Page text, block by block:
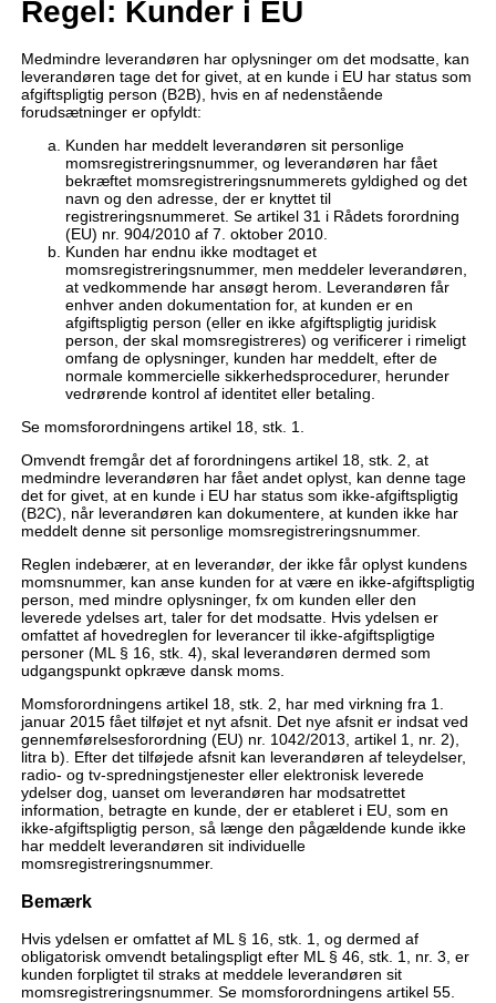
Regel: Kunder i EU
Medmindre leverandøren har oplysninger om det modsatte, kan
leverandøren tage det for givet, at en kunde i EU har status som
afgiftspligtig person (B2B), hvis en af nedenstående
forudsætninger er opfyldt:
Kunden har meddelt leverandøren sit personlige
momsregistreringsnummer, og leverandøren har fået
bekræftet momsregistreringsnummerets gyldighed og det
navn og den adresse, der er knyttet til
registreringsnummeret. Se artikel 31 i Rådets forordning
(EU) nr. 904/2010 af 7. oktober 2010.
Kunden har endnu ikke modtaget et
momsregistreringsnummer, men meddeler leverandøren,
at vedkommende har ansøgt herom. Leverandøren får
enhver anden dokumentation for, at kunden er en
afgiftspligtig person (eller en ikke afgiftspligtig juridisk
person, der skal momsregistreres) og verificerer i rimeligt
omfang de oplysninger, kunden har meddelt, efter de
normale kommercielle sikkerhedsprocedurer, herunder
vedrørende kontrol af identitet eller betaling.
Se momsforordningens artikel 18, stk. 1.
Omvendt fremgår det af forordningens artikel 18, stk. 2, at
medmindre leverandøren har fået andet oplyst, kan denne tage
det for givet, at en kunde i EU har status som ikke-afgiftspligtig
(B2C), når leverandøren kan dokumentere, at kunden ikke har
meddelt denne sit personlige momsregistreringsnummer.
Reglen indebærer, at en leverandør, der ikke får oplyst kundens
momsnummer, kan anse kunden for at være en ikke-afgiftspligtig
person, med mindre oplysninger, fx om kunden eller den
leverede ydelses art, taler for det modsatte. Hvis ydelsen er
omfattet af hovedreglen for leverancer til ikke-afgiftspligtige
personer (ML § 16, stk. 4), skal leverandøren dermed som
udgangspunkt opkræve dansk moms.
Momsforordningens artikel 18, stk. 2, har med virkning fra 1.
januar 2015 fået tilføjet et nyt afsnit. Det nye afsnit er indsat ved
gennemførelsesforordning (EU) nr. 1042/2013, artikel 1, nr. 2),
litra b). Efter det tilføjede afsnit kan leverandøren af teleydelser,
radio- og tv-spredningstjenester eller elektronisk leverede
ydelser dog, uanset om leverandøren har modsatrettet
information, betragte en kunde, der er etableret i EU, som en
ikke-afgiftspligtig person, så længe den pågældende kunde ikke
har meddelt leverandøren sit individuelle
momsregistreringsnummer.
Bemærk
Hvis ydelsen er omfattet af ML § 16, stk. 1, og dermed af
obligatorisk omvendt betalingspligt efter ML § 46, stk. 1, nr. 3, er
kunden forpligtet til straks at meddele leverandøren sit
momsregistreringsnummer. Se momsforordningens artikel 55.